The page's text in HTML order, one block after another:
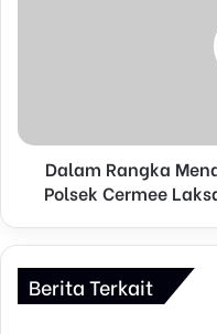
Dalam Rangka
Polsek Cermee
Berita Terkait